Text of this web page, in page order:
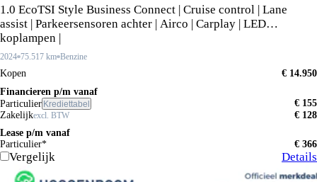
1.0 EcoTSI Style Business Connect | Cruise control | Lane
assist | Parkeersensoren achter | Airco | Carplay | LED
koplampen |
2024 75.517 km Benzine
Kopen
€ 14.950
Financieren p/m vanaf
Particulier Krediettabel
€ 155
Zakelijkexcl. BTW
€ 128
Lease p/m vanaf
Particulier*
€ 366
Vergelijk Details